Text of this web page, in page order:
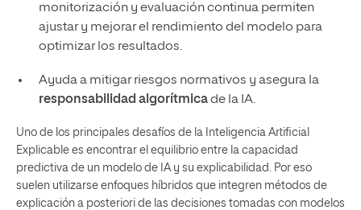
monitorización y evaluación continua permiten
ajustar y mejorar el rendimiento del modelo para
optimizar los resultados.
Ayuda a mitigar riesgos normativos y asegura la
responsabilidad algorítmicade la IA.
Uno de los principales desafíos de la Inteligencia Artificial
Explicable es encontrar el equilibrio entre la capacidad
predictiva de un modelo de IA y su explicabilidad. Por eso
suelen utilizarse enfoques híbridos que integren métodos de
explicación a posteriori de las decisiones tomadas con modelos